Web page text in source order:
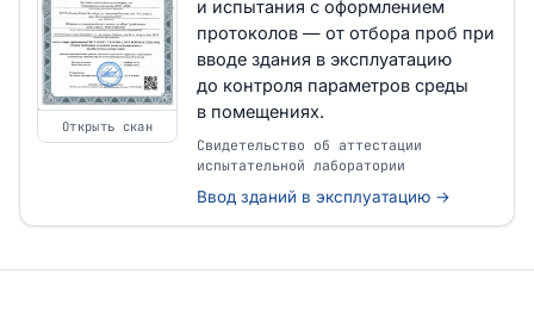
Открыть скан
и испытания с оформлением
протоколов — от отбора проб при
вводе здания в эксплуатацию
до контроля параметров среды
в помещениях.
Свидетельство об аттестации
испытательной лаборатории
Ввод зданий в эксплуатацию →